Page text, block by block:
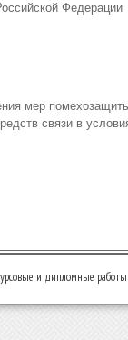
Федерации
мер
связи в
и дипломные работы